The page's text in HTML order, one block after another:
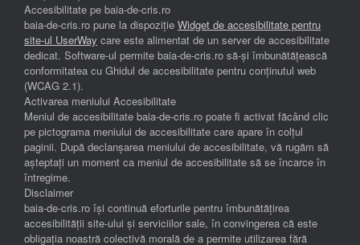
Accesibilitate pe baia-de-cris.ro
baia-de-cris.ro pune la dispoziție Widget de accesibilitate pentru
site-ul UserWay care este alimentat de un server de accesibilitate
dedicat. Software-ul permite baia-de-cris.ro să-și îmbunătățească
conformitatea cu Ghidul de accesibilitate pentru conținutul web
(WCAG 2.1).
Activarea meniului Accesibilitate
Meniul de accesibilitate baia-de-cris.ro poate fi activat făcând clic
pe pictograma meniului de accesibilitate care apare în colțul
paginii. După declanșarea meniului de accesibilitate, vă rugăm să
așteptați un moment ca meniul de accesibilitate să se încarce în
întregime.
Disclaimer
baia-de-cris.ro își continuă eforturile pentru îmbunătățirea
accesibilității site-ului și serviciilor sale, în convingerea că este
obligația noastră colectivă morală de a permite utilizarea fără